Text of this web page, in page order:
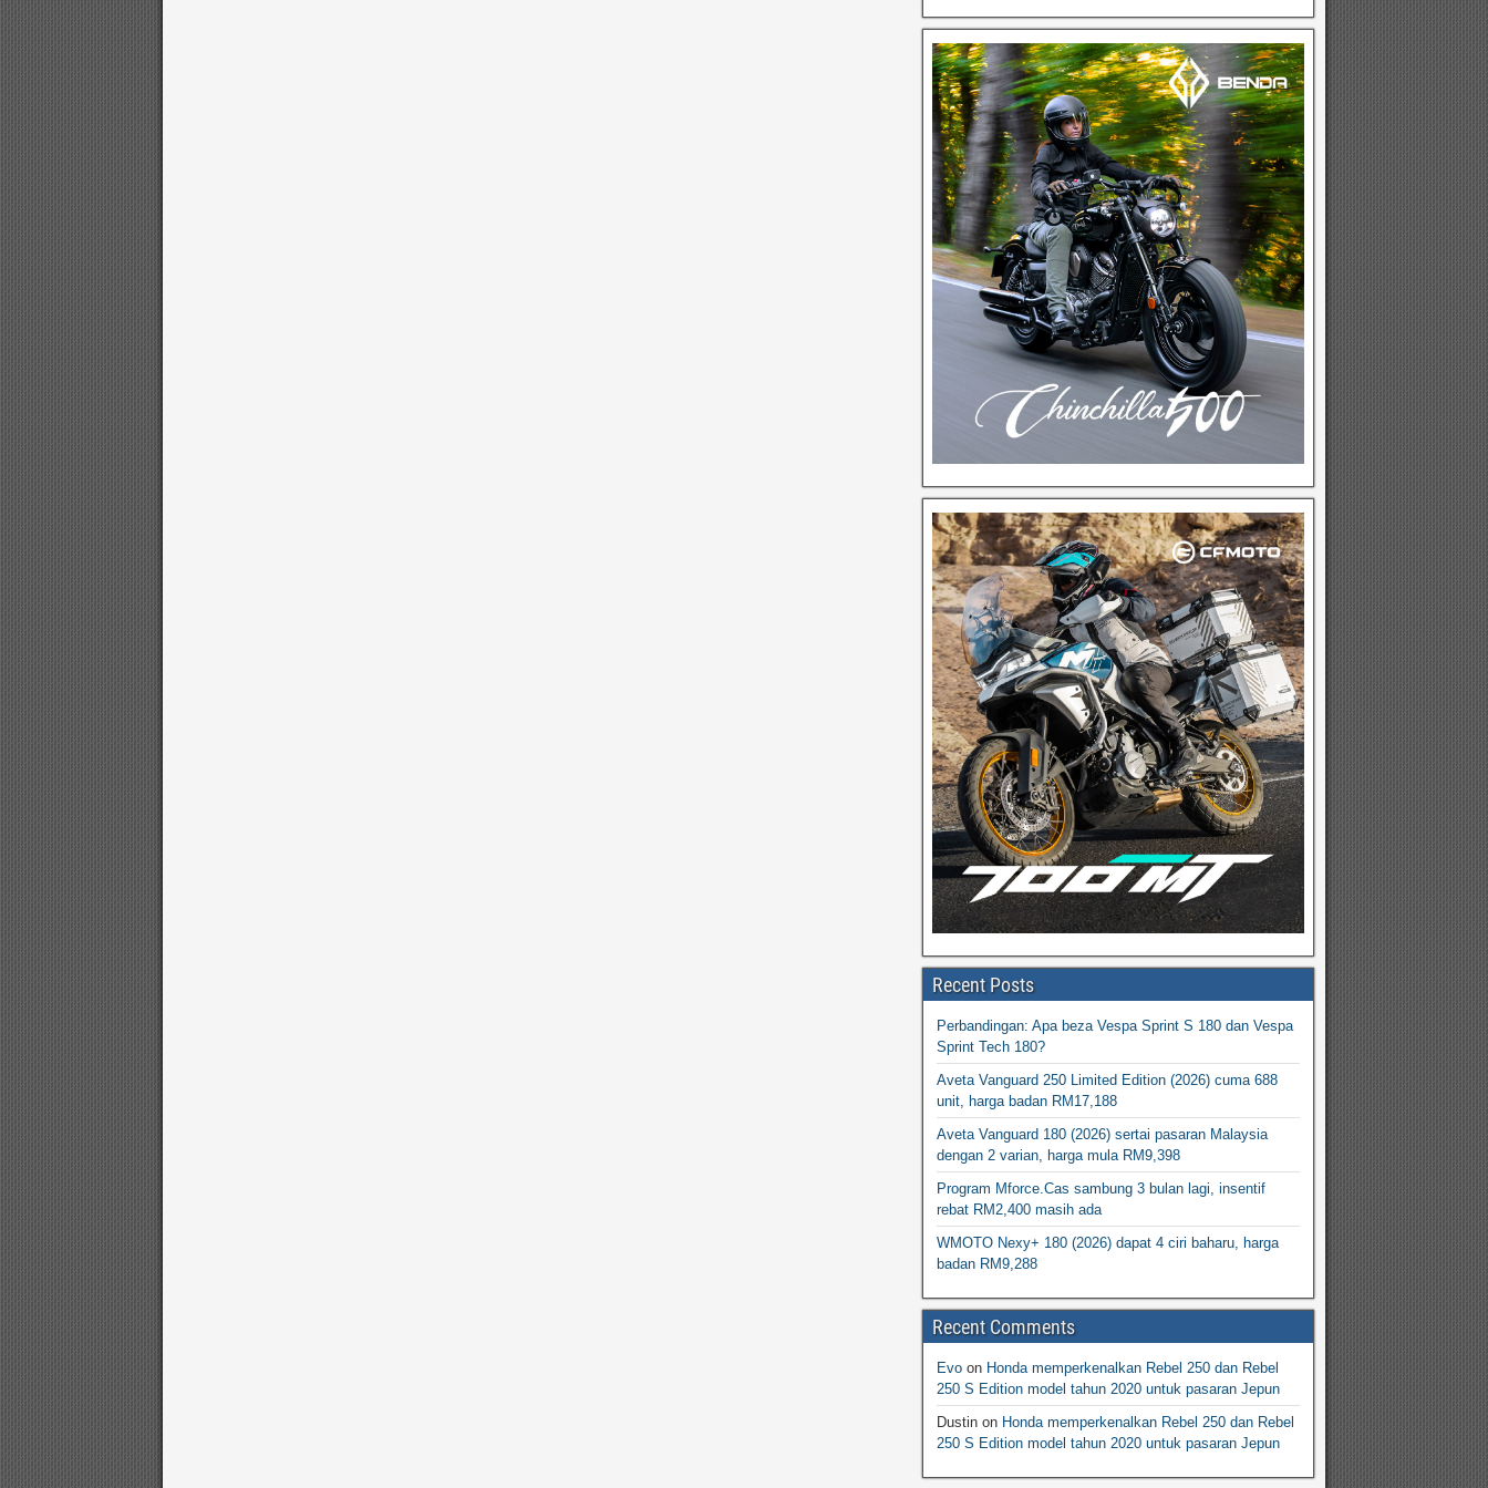
Recent Posts
Perbandingan: Apa beza Vespa Sprint S 180 dan Vespa
Sprint Tech 180?
Aveta Vanguard 250 Limited Edition (2026) cuma 688
unit, harga badan RM17,188
Aveta Vanguard 180 (2026) sertai pasaran Malaysia
dengan 2 varian, harga mula RM9,398
Program Mforce.Cas sambung 3 bulan lagi, insentif
rebat RM2,400 masih ada
WMOTO Nexy+ 180 (2026) dapat 4 ciri baharu, harga
badan RM9,288
Recent Comments
Evo on Honda memperkenalkan Rebel 250 dan Rebel
250 S Edition model tahun 2020 untuk pasaran Jepun
Dustin on Honda memperkenalkan Rebel 250 dan Rebel
250 S Edition model tahun 2020 untuk pasaran Jepun